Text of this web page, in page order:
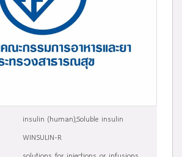
insulin (human);Soluble insulin
WINSULIN-R